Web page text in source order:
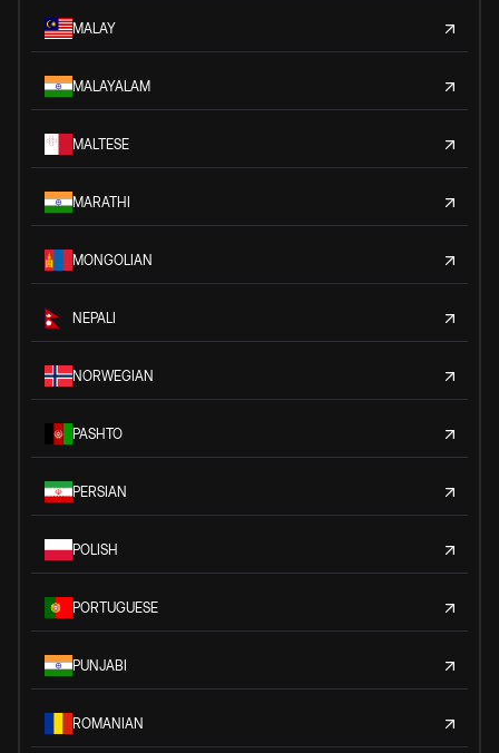
MALAY
MALAYALAM
MALTESE
MARATHI
MONGOLIAN
NEPALI
NORWEGIAN
PASHTO
PERSIAN
POLISH
PORTUGUESE
PUNJABI
ROMANIAN